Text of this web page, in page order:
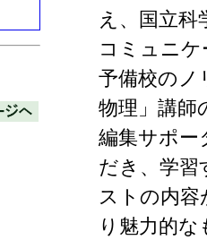
え、国立
コミュニ
予備校のノ
物理」講師
編集サポー
だき、学習
ストの内
り魅力的